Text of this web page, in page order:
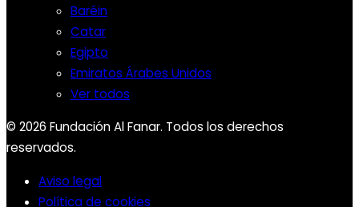
Baréin
Catar
Egipto
Emiratos Árabes Unidos
Ver todos
© 2026 Fundación Al Fanar. Todos los derechos
reservados.
Aviso legal
Política de cookies